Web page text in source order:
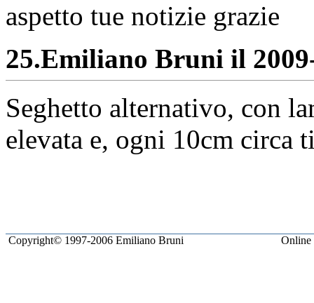
aspetto tue notizie grazie
25.Emiliano Bruni il
Seghetto alternativo, con
elevata e, ogni 10cm circa
Copyright© 1997-2006 Emiliano Bruni Online